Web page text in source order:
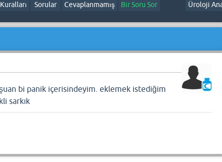
Sorular Cevaplanmamış Bir Soru Sor Üroloji
bi panik içerisindeyim. eklemek istediğim
sarkık